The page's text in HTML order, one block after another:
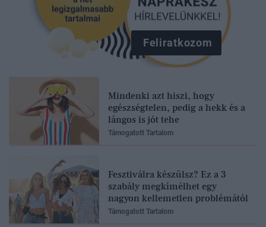
Feliratkozom
Mindenki azt hiszi, hogy
egészségtelen, pedig a hekk és a
lángos is jót tehe
Támogatott Tartalom
Fesztiválra készülsz? Ez a 3
szabály megkímélhet egy
nagyon kellemetlen problémától
Támogatott Tartalom